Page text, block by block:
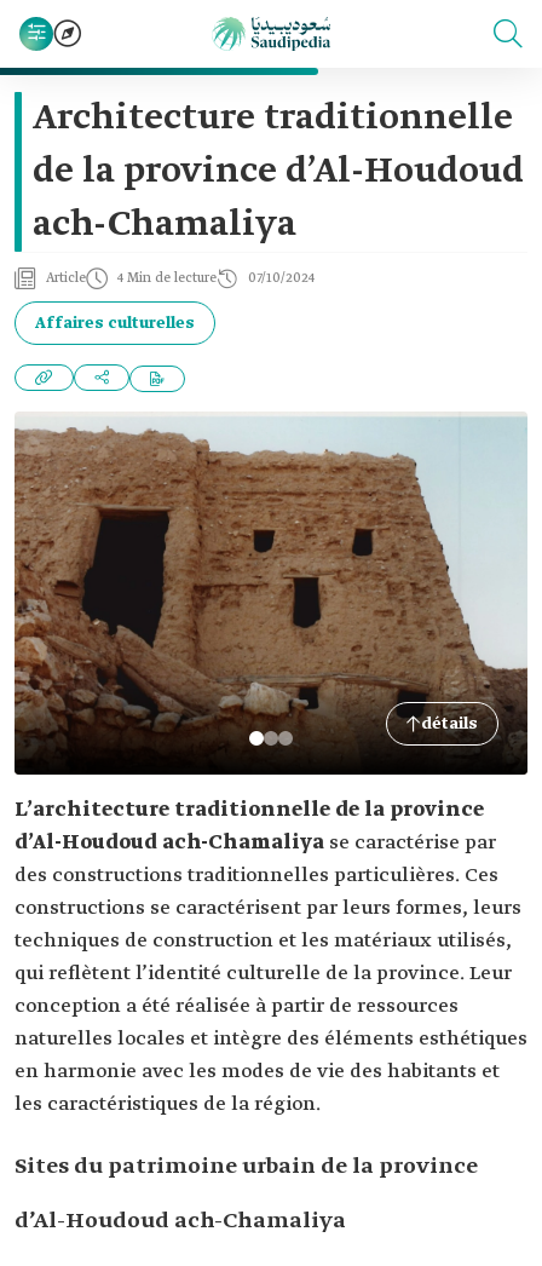
Architecture traditionnelle
de la province d’Al-Houdoud
ach-Chamaliya
Article 4 Min de lecture 07/10/2024
Affaires culturelles
détails
L’architecture traditionnelle de la province
d’Al-Houdoud ach-Chamaliya se caractérise par
des constructions traditionnelles particulières. Ces
constructions se caractérisent par leurs formes, leurs
techniques de construction et les matériaux utilisés,
qui reflètent l’identité culturelle de la province. Leur
conception a été réalisée à partir de ressources
naturelles locales et intègre des éléments esthétiques
en harmonie avec les modes de vie des habitants et
les caractéristiques de la région.
Sites du patrimoine urbain de la province
d’Al-Houdoud ach-Chamaliya